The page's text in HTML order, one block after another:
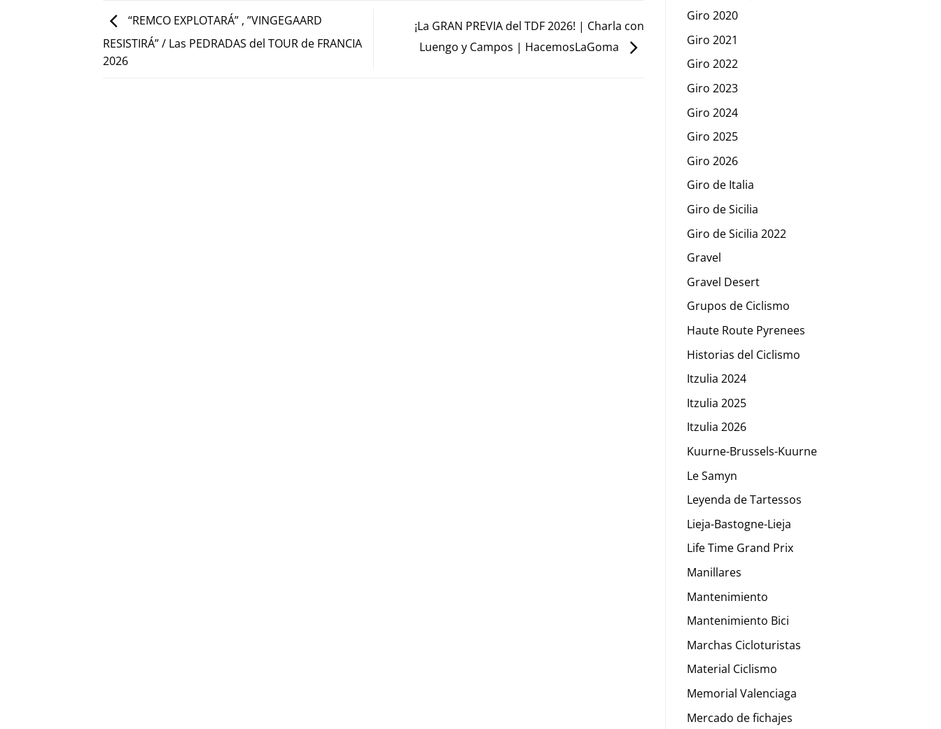
“REMCO EXPLOTARÁ” , ”VINGEGAARD
RESISTIRÁ” / Las PEDRADAS del TOUR de FRANCIA
2026
¡La GRAN PREVIA del TDF 2026! | Charla con
Luengo y Campos | HacemosLaGoma
Giro 2020
Giro 2021
Giro 2022
Giro 2023
Giro 2024
Giro 2025
Giro 2026
Giro de Italia
Giro de Sicilia
Giro de Sicilia 2022
Gravel
Gravel Desert
Grupos de Ciclismo
Haute Route Pyrenees
Historias del Ciclismo
Itzulia 2024
Itzulia 2025
Itzulia 2026
Kuurne-Brussels-Kuurne
Le Samyn
Leyenda de Tartessos
Lieja-Bastogne-Lieja
Life Time Grand Prix
Manillares
Mantenimiento
Mantenimiento Bici
Marchas Cicloturistas
Material Ciclismo
Memorial Valenciaga
Mercado de fichajes